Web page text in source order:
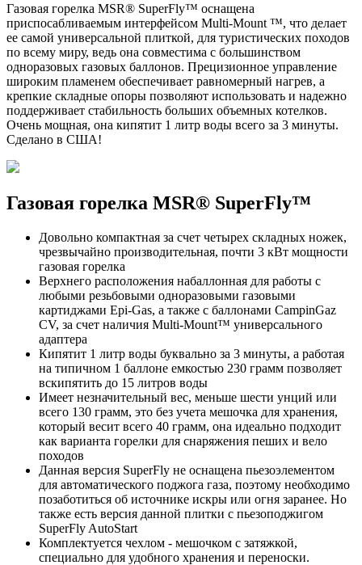
Газовая горелка MSR® SuperFly™ оснащена
приспосабливаемым интерфейсом Multi-Mount ™, что делает
ее самой универсальной плиткой, для туристических походов
по всему миру, ведь она совместима с большинством
одноразовых газовых баллонов. Прецизионное управление
широким пламенем обеспечивает равномерный нагрев, а
крепкие складные опоры позволяют использовать и надежно
поддерживает стабильность больших объемных котелков.
Очень мощная, она кипятит 1 литр воды всего за 3 минуты.
Сделано в США!
Газовая горелка MSR® SuperFly™
Довольно компактная за счет четырех складных ножек,
чрезвычайно производительная, почти 3 кВт мощности
газовая горелка
Верхнего расположения набаллонная для работы с
любыми резьбовыми одноразовыми газовыми
картиджами Epi-Gas, а также с баллонами CampinGaz
CV, за счет наличия Multi-Mount™ универсального
адаптера
Кипятит 1 литр воды буквально за 3 минуты, а работая
на типичном 1 баллоне емкостью 230 грамм позволяет
вскипятить до 15 литров воды
Имеет незначительный вес, меньше шести унций или
всего 130 грамм, это без учета мешочка для хранения,
который весит всего 40 грамм, она идеально подходит
как варианта горелки для снаряжения пеших и вело
походов
Данная версия SuperFly не оснащена пьезоэлементом
для автоматического поджога газа, поэтому необходимо
позаботиться об источнике искры или огня заранее. Но
также есть версия данной плитки с пьезоподжигом
SuperFly AutoStart
Комплектуется чехлом - мешочком с затяжкой,
специально для удобного хранения и переноски.